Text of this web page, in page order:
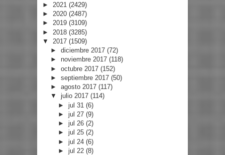
► 2021 (2429)
► 2020 (2487)
► 2019 (3109)
► 2018 (3285)
▼ 2017 (1509)
► diciembre 2017 (72)
► noviembre 2017 (118)
► octubre 2017 (152)
► septiembre 2017 (50)
► agosto 2017 (117)
▼ julio 2017 (114)
►jul 31(6)
►jul 27(9)
►jul 26(2)
►jul 25(2)
►jul 24(6)
►jul 22(8)